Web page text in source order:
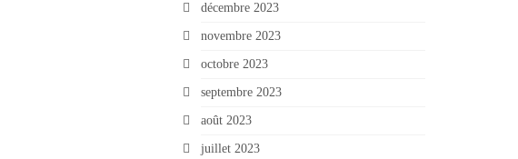
décembre 2023
novembre 2023
octobre 2023
septembre 2023
août 2023
juillet 2023